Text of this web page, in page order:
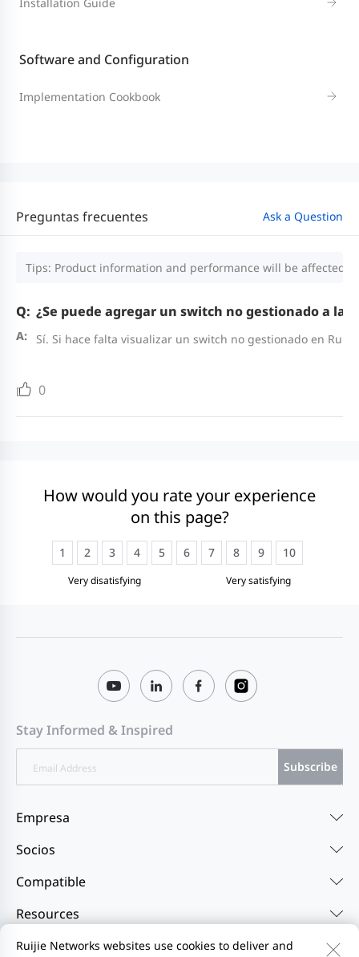
Software and Configuration
Implementation Cookbook
Preguntas frecuentes Ask a Question
Tips: Product information and performance will be affected
¿Se puede agregar un switch no gestionado a la
Sí. Si hace falta visualizar un switch no gestionado en
0
How would you rate your experience
on this page?
Very disatisfying
1 2 3 4 5 6 7 8 9 10
Very satisfying
Stay Informed & Inspired
Subscribe
Empresa
Socios
Compatible
Resources
Ruijie Networks websites use cookies to deliver and